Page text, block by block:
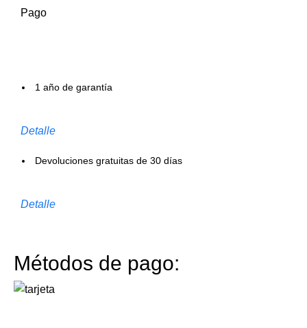
Pago
1 año de garantía
Detalle
Devoluciones gratuitas de 30 días
Detalle
Métodos de pago: